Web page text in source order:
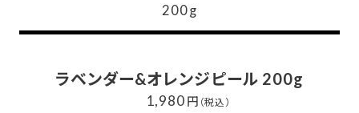
200g
ラベンダー&オレンジピール 200g
1,980 円 （税込）